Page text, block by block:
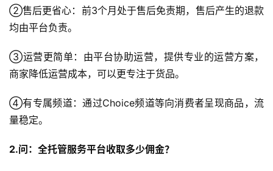
跨
百
科
社
媒
销
②售后更省心：前3个月处于售后免责期，售后产生的退款
均由平台负责。
③运营更简单：由平台协助运营，提供专业的运营方案，
商家降低运营成本，可以更专注于货品。
④有专属频道：通过Choice频道等向消费者呈现商品，流
量稳定。
2.问：全托管服务平台收取多少佣金？